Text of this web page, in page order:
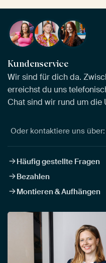
Kundenservice
Wir sind für dich da.
erreichst du uns
Chat sind wir rund um die
Oder kontaktiere uns über:
Häufig gestellte Fragen
Bezahlen
Montieren & Aufhängen